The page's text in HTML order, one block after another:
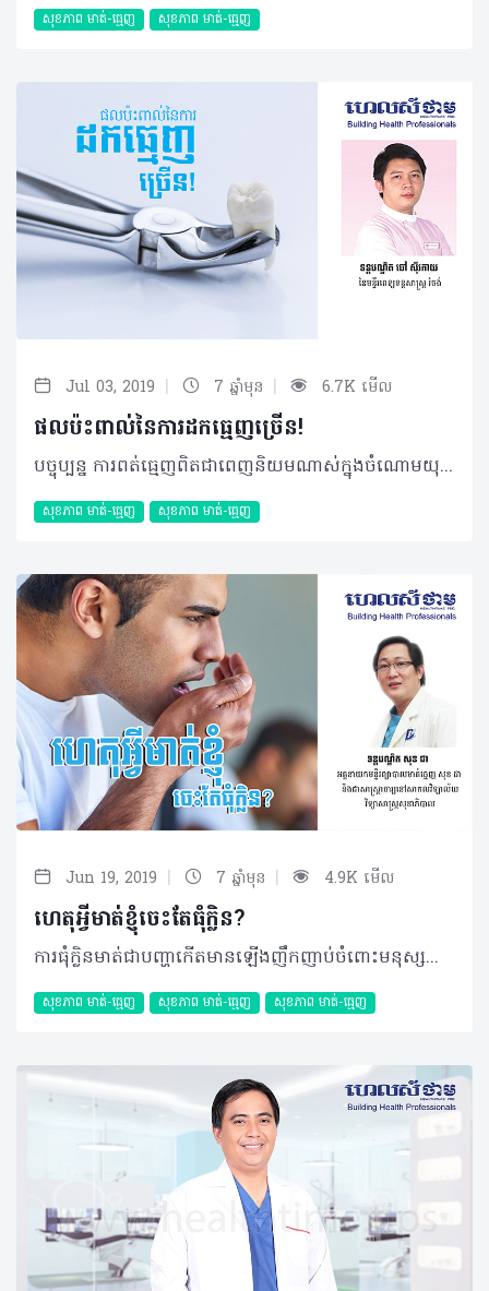
សុខភាព​​ មាត់-ធ្មេញ សុខភាព​​ មាត់-ធ្មេញ
Jul 03, 2019 | 7 ឆ្នាំមុន | 6.7K មើល
ផលប៉ះពាល់នៃការដកធ្មេញច្រើន!
បច្ចុប្បន្ន ការពត់ធ្មេញពិតជាពេញនិយមណាស់ក្នុងចំណោមយុវវ័យកម្ពុជា ប៉ុន្តែលក្ខខណ្ឌពត់ធ្មេញរបស់មនុស្សម្នាក់ៗ អាចនឹងខុសគ្នាអាស្រ័យស្ថានភាពធ្មេញបច្ចុប្បន្នរបស់គាត់។ បុគ្គលខ្លះមិនចាំបាច់តម្រូវឲ្យមានការដកធ្មេញទេ តែបុគ្គលខ្លះវិញត្រូវឲ្យដកធ្មេញយ៉ាងច្រើនទៅវិញ ជាក់ស្តែងដូចករណីខាងក្រោមរបស់មិត្តអ្នកអានយើងម្នាក់... សំណួរ៖ នាងខ្ញុំអាយុ ២៣ឆ្នាំ នាងខ្ញុំចង់ធ្វើការពត់ធ្មេញ ប៉ុន្តែពេលទៅពិគ្រោះគ្រូពេទ្យថាខ្ញុំត្រូវដកធ្មេញចំនួន ៥គ្រាប់។ ខ្ញុំក៏សម្រេចចិត្តថាមិនពត់វិញ ព្រោះត្រូវដកធ្មេញច្រើនក្នុងពេលតែមួយ ហើយក៏ធ្លាប់ឮមិត្តភក្តិថាអាចមានគ្រោះថ្នាក់។ ខ្ញុំចង់ដឹងថា តើការដកធ្មេញច្រើនបែបនេះអាចមានគ្រោះថ្នាក់ពិតប្រាកដដែរឬទេ ឬអាចបណ្តាលឲ្យមានបញ្ហាទៅថ្ងៃមុខឬទេ? ចម្លើយ៖ ទាក់ទងនឹងការពត់ធ្មេញដោយតម្រូវឲ្យដកធ្មេញគឺពិតជាមាន ប៉ុន្តែដកធ្មេញប៉ុន្មានគ្រាប់ប៉ះពាល់ ឬអត់នោះមិនអាចសន្មត់បានភ្លាមៗទេទាល់តែពិនិត្យឲ្យបានល្អិតល្អន់ជាមុនសិន។ ដើម្បីឲ្យកាន់តែប្រាកដចំពោះករណីនេះ ប្អូនចាំបាច់ត្រូវតែទៅជួបប្រឹក្សាជាមួយអ្នកឯកទេសពត់តម្រង់ធ្មេញ។ បកស្រាយដោយ៖ ទន្តបណ្ឌិត ចៅ ស៊ីវកាយ នៃមន្ទីរពេទ្យទន្តសាស្រ្ត រំចង់ អត្ថបទ៖ ដកស្រង់ចេញពីទស្សនាវដ្ដី ហេលស៍ថាម ប្រូ លេខ ៧៩ ©2019 រក្សាសិទ្ធិគ្រប់យ៉ាង​ដោយ Healthtime Corporation ចំពោះគ្រប់អត្ថបទដោយគ្មានផ្នែកណាមួយត្រូវបោះពុម្ពផ្សាយចូលប្រព័ន្ធអុីនធឺណែតឧបករណ៍អេឡិចត្រូនិកអាត់ជាសំឡេងឬថតចំលងគ្រប់រូបភាពដោយគ្មានការអនុញ្ញាតឡើយ
សុខភាព​​ មាត់-ធ្មេញ សុខភាព​​ មាត់-ធ្មេញ
Jun 19, 2019 | 7 ឆ្នាំមុន | 4.9K មើល
ហេតុអ្វីមាត់ខ្ញុំចេះតែធុំក្លិន?
ការធុំក្លិនមាត់ជាបញ្ហាកើតមានឡើងញឹកញាប់ចំពោះមនុស្សគ្រប់វ័យទាំងអស់ ហើយដោយសារតែក្លិនមាត់នេះបានធ្វើឲ្យអ្នកមានអារម្មណ៍ខ្មាសអៀន និងពិបាកក្នុងការទំនាក់ទំនងជាមួយមនុស្សនៅជុំវិញខ្លួន។ សំណួរ៖ ខ្ញុំមានអាយុ ៣២ឆ្នាំ ភេទប្រុស រស់នៅទីក្រុងភ្នំពេញ។ ពេលខ្ញុំបាទនិយាយស្តីជាមួយអ្នកដទៃហាក់ដូចជាគ្មានទំនុកចិត្តលើខ្លួនឯងសោះព្រោះពេលនិយាយម្តងៗមាត់ខ្លួនឯងមានក្លិនមិនល្អហើយខ្លាចជះក្លិនដល់អ្នកដទៃ។ តើលោកទន្តបណ្ឌិតអាចជម្រាបបានទេថា តើក្លិនមាត់មិនល្អនេះបណ្តាលមកពីមូលហេតុអ្វី ហើយតើព្យាបាលតាមវិធីណា? ចម្លើយ៖ ក្លិនមាត់មិនល្អបណ្តាលមកពីកត្តាជាច្រើន ប៉ុន្តែក៏មានចំណុចមួយចំនួនគួរឲ្យចាប់អារម្មណ៍ដូចជា៖ • ការដុសសម្អាតធ្មេញមិនបានត្រឹមត្រូវស្អាតល្អ។ ការបន្សល់ទុកនូវកាកសំណល់អាហារនៅលើផ្ទៃនៃគល់អណ្តាតនៅតាមចន្លោះធ្មេញ និងដក់ក្រោមអញ្ចាញធ្មេញ • មានធ្មេញខូចច្រើននៅក្នុងមាត់ • មានធ្មេញដែលដាក់ពីមុនជ្រាបទឹក • មានជំងឺបំពង់ក ឬសួត • ការជក់បារី ឬប្រើប្រាស់គ្រឿងស្រវឹងច្រើនហួសប្រមាណ • ស្រេ្តស និងការធុញថប់ • ការខ្សោះជាតិទឹក • ដំបៅមាត់រុំារ៉ៃ ឬដំបៅអណ្តាត • ជំងឺរលាកប្រព័ន្ធរំលាយអាហារផងដែរ។ ដូច្នេះ ប្អូនគួរមកជួបពិនិត្យ និងពិគ្រោះជាមួយទន្តបណ្ឌិតជំនាញដើម្បីធ្វើរោគវិនិច្ឆ័យ និងមានផែនការព្យាបាលឲ្យបានត្រឹមត្រូវ។ បកស្រាយដោយ៖ ទន្តបណ្ឌិត សុខ ជា អគ្គនាយកមន្ទីរព្យាបាលមាត់ធ្មេញ សុខ ជា និងជាសាស្ត្រាចារ្យនៅសាកលវិទ្យាល័យវិទ្យាសាស្រ្តសុខាភិបាល អត្ថបទ៖​ ដកស្រង់ចេញពីទស្សនាវដ្ដី ហេលស៍ថាម ប្រូ លេខ ៨០ ©2019 រក្សាសិទ្ធិគ្រប់យ៉ាង​ដោយ Healthtime Corporation ចំពោះគ្រប់អត្ថបទដោយគ្មានផ្នែកណាមួយត្រូវបោះពុម្ពផ្សាយចូលប្រព័ន្ធអុីនធឺណែតឧបករណ៍អេឡិចត្រូនិកអាត់ជាសំឡេងឬថតចំលងគ្រប់រូបភាពដោយគ្មានការអនុញ្ញាតឡើយ
សុខភាព​​ មាត់-ធ្មេញ សុខភាព​​ មាត់-ធ្មេញ សុខភាព​​ មាត់-ធ្មេញ